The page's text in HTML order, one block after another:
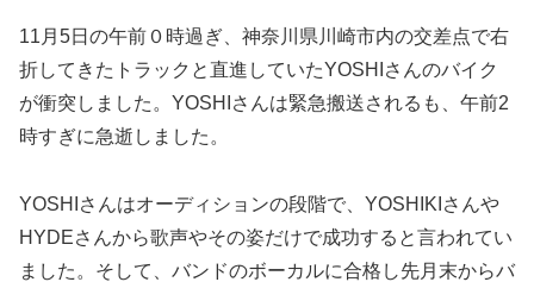
11月5日の午前０時過ぎ、神奈川県川崎市内の交差点で右
折してきたトラックと直進していたYOSHIさんのバイク
が衝突しました。YOSHIさんは緊急搬送されるも、午前2
時すぎに急逝しました。
YOSHIさんはオーディションの段階で、YOSHIKIさんや
HYDEさんから歌声やその姿だけで成功すると言われてい
ました。そして、バンドのボーカルに合格し先月末からバ